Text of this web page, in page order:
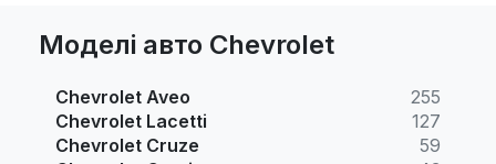
Моделі авто Chevrolet
Chevrolet Aveo
255
Chevrolet Lacetti
127
Chevrolet Cruze
59